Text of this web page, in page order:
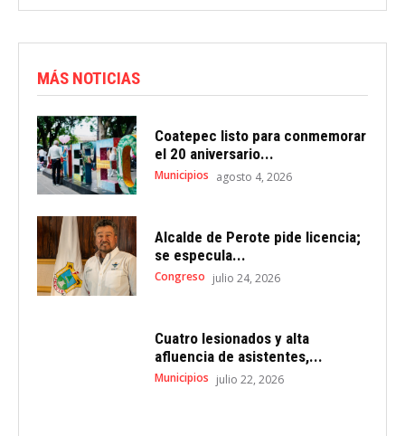
MÁS NOTICIAS
Coatepec listo para conmemorar
el 20 aniversario...
Municipios agosto 4, 2026
Alcalde de Perote pide licencia;
se especula...
Congreso julio 24, 2026
Cuatro lesionados y alta
afluencia de asistentes,...
Municipios julio 22, 2026